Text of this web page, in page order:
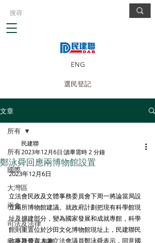
ENG
選民登記
文章
所有
國際
大灣區
兩會
司法及法律
所有
鄭泳舜回應兩博物館設置
民建聯
2023年12月6日 讀畢需時 2 分鐘
2023年12月6日
立法會民政及文體事務委員會下周一將論當局設
立兩所博物館建議。就政府計劃把現有科學館現
址及擴建部分，變為國家發展和成就專館，科學
館則重置位於沙田文化博物館現址上，民建聯民
政事務發言人兼立法會議員鄭泳舜表示，同意國